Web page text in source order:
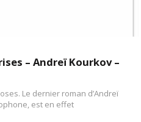
– Andreï Kourkov –
Le dernier roman d’Andreï
est en effet